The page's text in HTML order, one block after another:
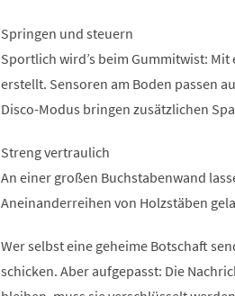
Springen und steuern
Sportlich wird’s beim Gummitwist:
erstellt. Sensoren am Boden passen
Disco-Modus bringen zusätzlichen
Streng vertraulich
An einer großen Buchstabenwand
Aneinanderreihen von Holzstäben
Wer selbst eine geheime Botschaft
schicken. Aber aufgepasst: Die